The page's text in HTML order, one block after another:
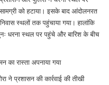
को हटाया। इसके बाद आंदोलनरत
स्थलों तक पहुंचाया गया। हालांकि
धरना स्थल पर पहुंचे और बारिश के बीच
का रास्ता अपनाया गया
ने प्रशासन की कार्रवाई की तीखी